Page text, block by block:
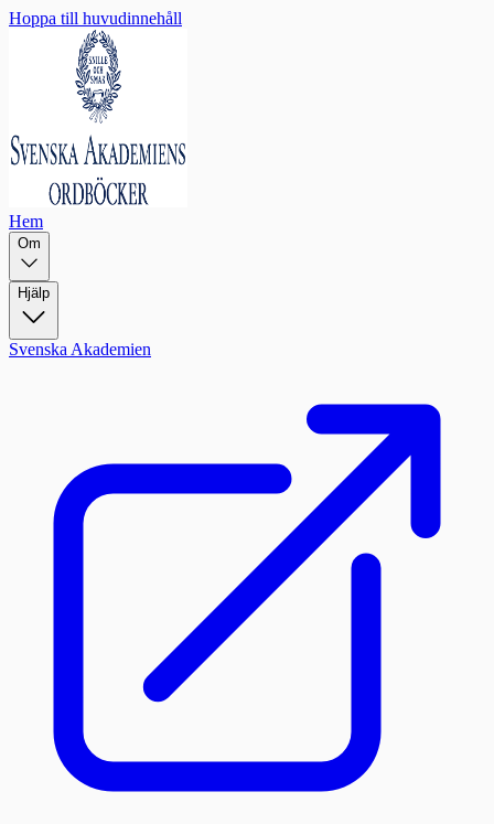
Hoppa till huvudinnehåll
Hem
Om
Hjälp
Svenska Akademien